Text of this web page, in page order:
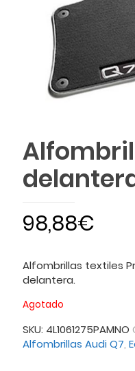
98,88€
Alfombrillas textiles
delantera.
Agotado
SKU: 4L1061275PAMNO
Alfombrillas Audi Q7,